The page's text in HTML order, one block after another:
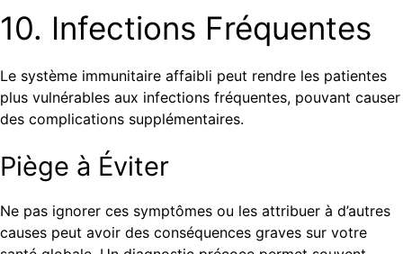
10. Infections Fréquentes
Le système immunitaire affaibli peut rendre les patientes
plus vulnérables aux infections fréquentes, pouvant causer
des complications supplémentaires.
Piège à Éviter
Ne pas ignorer ces symptômes ou les attribuer à d’autres
causes peut avoir des conséquences graves sur votre